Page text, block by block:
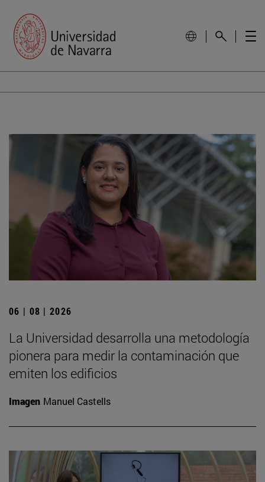
06 | 08 | 2026
La Universidad desarrolla una metodología
pionera para medir la contaminación que
emiten los edificios
Imagen Manuel Castells